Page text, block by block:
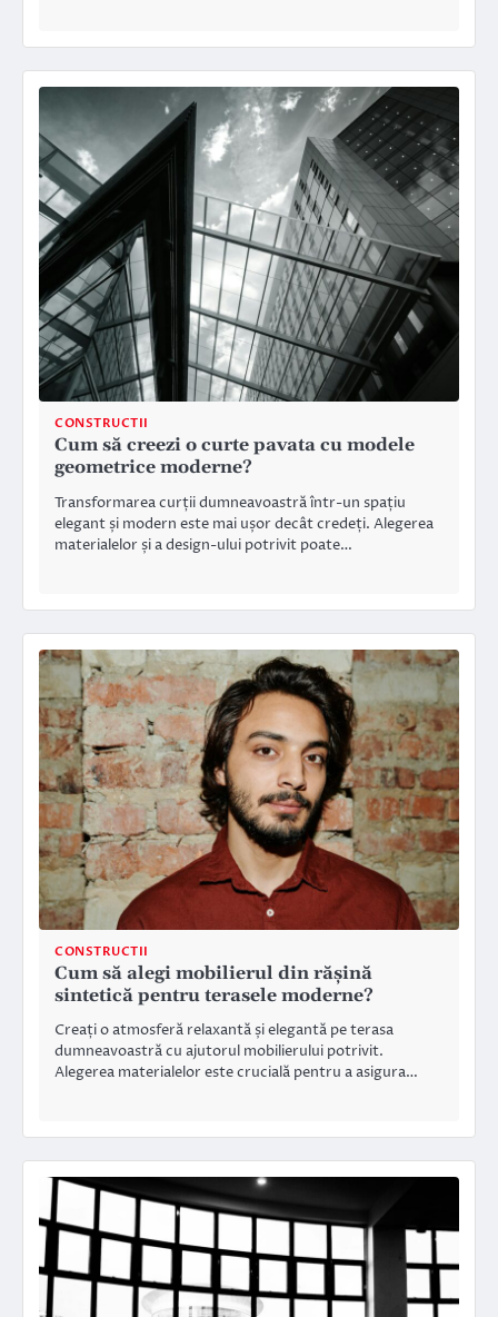
CONSTRUCTII
Cum să creezi o curte pavata cu modele
geometrice moderne?
Transformarea curții dumneavoastră într-un spațiu
elegant și modern este mai ușor decât credeți. Alegerea
materialelor și a design-ului potrivit poate…
CONSTRUCTII
Cum să alegi mobilierul din rășină
sintetică pentru terasele moderne?
Creați o atmosferă relaxantă și elegantă pe terasa
dumneavoastră cu ajutorul mobilierului potrivit.
Alegerea materialelor este crucială pentru a asigura…